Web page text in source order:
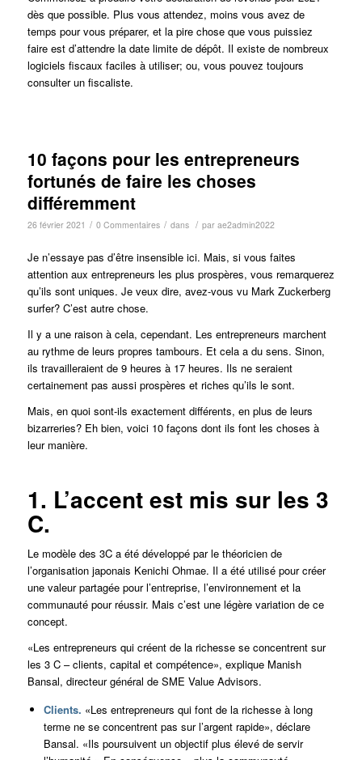
dès que possible. Plus vous attendez, moins vous avez de
temps pour vous préparer, et la pire chose que vous puissiez
faire est d’attendre la date limite de dépôt. Il existe de nombreux
logiciels fiscaux faciles à utiliser; ou, vous pouvez toujours
consulter un fiscaliste.
10 façons pour les entrepreneurs
fortunés de faire les choses
différemment
26 février 2021 / 0 Commentaires / dans / par ae2admin2022
Je n’essaye pas d’être insensible ici. Mais, si vous faites
attention aux entrepreneurs les plus prospères, vous remarquerez
qu’ils sont uniques. Je veux dire, avez-vous vu Mark Zuckerberg
surfer? C’est autre chose.
Il y a une raison à cela, cependant. Les entrepreneurs marchent
au rythme de leurs propres tambours. Et cela a du sens. Sinon,
ils travailleraient de 9 heures à 17 heures. Ils ne seraient
certainement pas aussi prospères et riches qu’ils le sont.
Mais, en quoi sont-ils exactement différents, en plus de leurs
bizarreries? Eh bien, voici 10 façons dont ils font les choses à
leur manière.
1. L’accent est mis sur les 3
C.
Le modèle des 3C a été développé par le théoricien de
l’organisation japonais Kenichi Ohmae. Il a été utilisé pour créer
une valeur partagée pour l’entreprise, l’environnement et la
communauté pour réussir. Mais c’est une légère variation de ce
concept.
«Les entrepreneurs qui créent de la richesse se concentrent sur
les 3 C – clients, capital et compétence», explique Manish
Bansal, directeur général de SME Value Advisors.
Clients. «Les entrepreneurs qui font de la richesse à long
terme ne se concentrent pas sur l’argent rapide», déclare
Bansal. «Ils poursuivent un objectif plus élevé de servir